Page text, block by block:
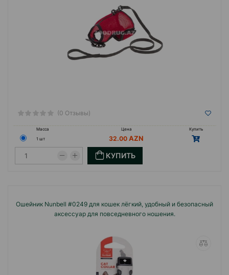
(0 Отзывы)
Масса Цена
Купить
1 шт
32.00
КУПИТЬ
Ошейник Nunbell #0249 для кошек лёгкий, удобный и безопасный
аксессуар для повседневного ношения.